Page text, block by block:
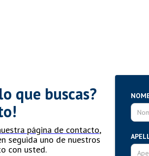
que buscas?
página de contacto,
seguida uno de nuestros
con usted.